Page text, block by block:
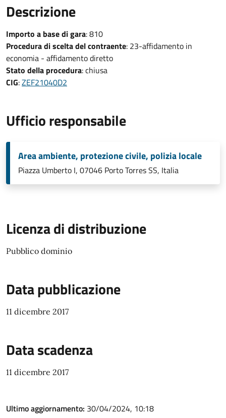
Descrizione
Importo a base di gara: 810
Procedura di scelta del contraente: 23-affidamento in
economia - affidamento diretto
Stato della procedura: chiusa
CIG:ZEF21040D2
Ufficio responsabile
Area ambiente, protezione civile, polizia locale
Piazza Umberto I, 07046 Porto Torres SS, Italia
Licenza di distribuzione
Pubblico dominio
Data pubblicazione
11 dicembre 2017
Data scadenza
11 dicembre 2017
Ultimo aggiornamento: 30/04/2024, 10:18